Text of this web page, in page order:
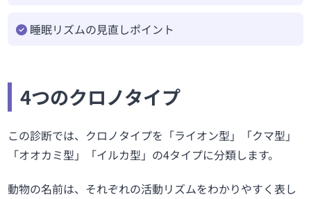
睡眠リズムの見直しポイント
4つのクロノタイプ
この診断では、クロノタイプを「ライオン型」「クマ型」
「オオカミ型」「イルカ型」の4タイプに分類します。
動物の名前は、それぞれの活動リズムをわかりやすく表し